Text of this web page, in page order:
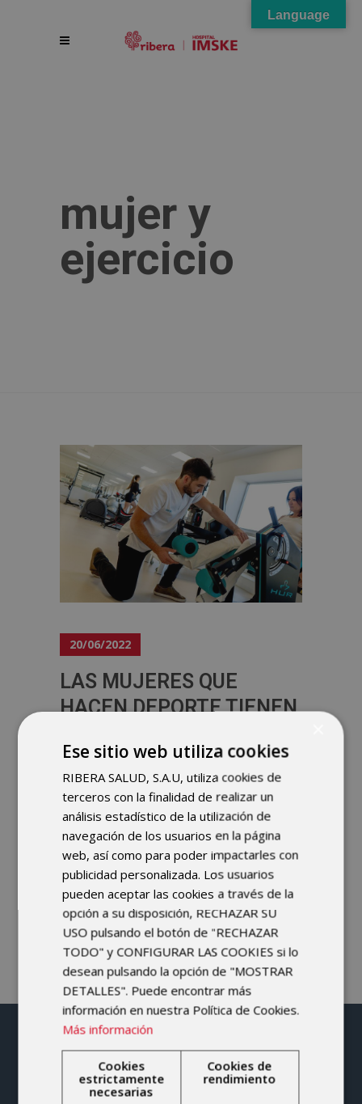
mujer y
ejercicio
20/06/2022
LAS MUJERES QUE
HACEN DEPORTE TIENEN
ASOCIADOS A LA
MENOPAUSIA
Las mujeres padecen tres veces más
artrosis de rodilla que los hombres. ...
porimske
Language
Ese sitio web utiliza cookies
RIBERA SALUD, S.A.U, utiliza cookies de
terceros con la finalidad de realizar un
análisis estadístico de la utilización de
navegación de los usuarios en la página
web, así como para poder impactarles con
publicidad personalizada. Los usuarios
pueden aceptar las cookies a través de la
opción a su disposición, RECHAZAR SU
USO pulsando el botón de "RECHAZAR
TODO" y CONFIGURAR LAS COOKIES si lo
desean pulsando la opción de "MOSTRAR
DETALLES". Puede encontrar más
información en nuestra Política de Cookies.
Más información
Cookies
estrictamente
necesarias
Cookies de
rendimiento